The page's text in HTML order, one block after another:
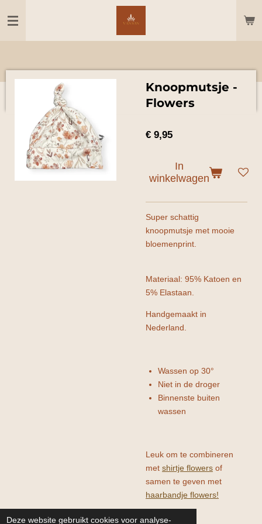
Deze website gebruikt cookies voor analyse-
direct
Knoopmutsje -
Flowers
€ 9,95
In
winkelwagen
Super schattig
knoopmutsje met mooie
bloemenprint.
Materiaal: 95% Katoen en
5% Elastaan.
Handgemaakt in
Nederland.
Wassen op 30°
Niet in de droger
Binnenste buiten
wassen
Leuk om te combineren
met shirtje flowers of
samen te geven met
haarbandje flowers!